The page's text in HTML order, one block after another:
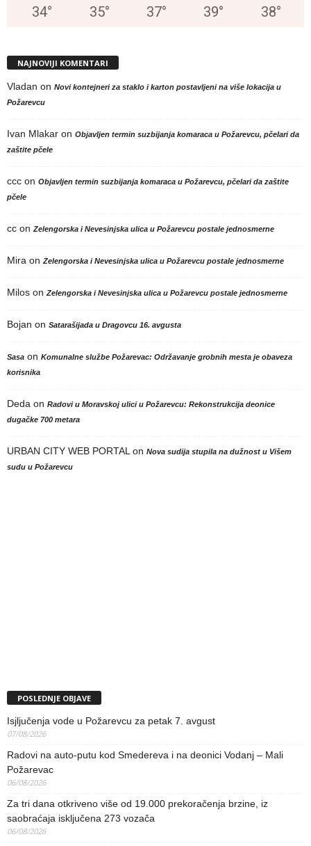
34° 35° 37° 39° 38°
NAJNOVIJI KOMENTARI
Vladan on Novi kontejneri za staklo i karton postavljeni na više lokacija u
Požarevcu
Ivan Mlakar on Objavljen termin suzbijanja komaraca u Požarevcu, pčelari da
zaštite pčele
ccc on Objavljen termin suzbijanja komaraca u Požarevcu, pčelari da zaštite
pčele
cc on Zelengorska i Nevesinjska ulica u Požarevcu postale jednosmerne
Mira on Zelengorska i Nevesinjska ulica u Požarevcu postale jednosmerne
Milos on Zelengorska i Nevesinjska ulica u Požarevcu postale jednosmerne
Bojan on Satarašijada u Dragovcu 16. avgusta
Sasa on Komunalne službe Požarevac: Održavanje grobnih mesta je obaveza
korisnika
Deda on Radovi u Moravskoj ulici u Požarevcu: Rekonstrukcija deonice
dugačke 700 metara
URBAN CITY WEB PORTAL on Nova sudija stupila na dužnost u Višem
sudu u Požarevcu
POSLEDNJE OBJAVE
Isjljučenja vode u Požarevcu za petak 7. avgust
07/08/2026
Radovi na auto-putu kod Smedereva i na deonici Vodanj – Mali
Požarevac
06/08/2026
Za tri dana otkriveno više od 19.000 prekoračenja brzine, iz
saobraćaja isključena 273 vozača
06/08/2026